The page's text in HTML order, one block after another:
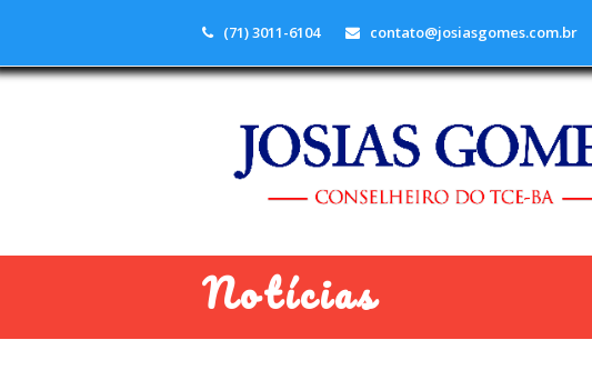
(71) 3011-6104 contato@josiasgomes.com.br
Notícias